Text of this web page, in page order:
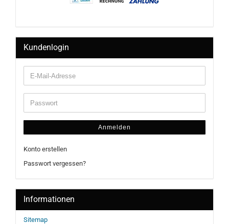
Kundenlogin
Anmelden
Konto erstellen
Passwort vergessen?
Informationen
Sitemap